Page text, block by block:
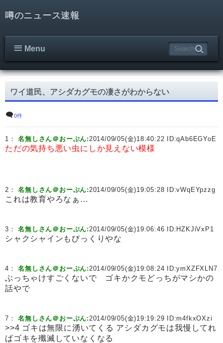
噂のニュース速報
Menu
ワイ道民、アシダカグモの凄さがわからない
0件
1：名無しさん＠おーぷん:2014/09/05(金)18:40:22 ID:qAb6EGYoE
ただの気持ち悪い虫にしか見えない模様
2：名無しさん＠おーぷん:2014/09/05(金)19:05:28 ID:vWqEYpzzg
これは教育やろなぁ…
3：名無しさん＠おーぷん:2014/09/05(金)19:06:46 ID: HZKJiVxP1
シャクシャインもびっくりやな
4：名無しさん＠おーぷん:2014/09/05(金)19:08:24 ID:ymXZFXLN7
ぶっちゃけすごくないで ゴキかクモどっちがマシかの
話やで
7：名無しさん＠おーぷん:2014/09/05(金)19:19:29 ID:m4fkxOXzi
>>4 ゴキは無限に湧いてくる アシダカグモは我慢してれ
ばゴキを殲滅していなくなる